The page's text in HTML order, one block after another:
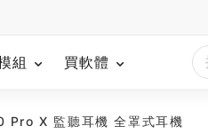
組 買軟體
X 監聽耳機 全罩式耳機